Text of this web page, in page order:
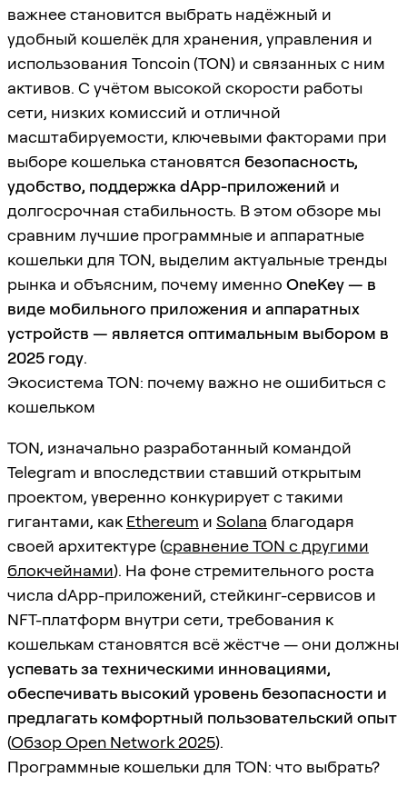
важнее становится выбрать надёжный и
удобный кошелёк для хранения, управления и
использования Toncoin (TON) и связанных с ним
активов. С учётом высокой скорости работы
сети, низких комиссий и отличной
масштабируемости, ключевыми факторами при
выборе кошелька становятся безопасность,
удобство, поддержка dApp-приложений и
долгосрочная стабильность. В этом обзоре мы
сравним лучшие программные и аппаратные
кошельки для TON, выделим актуальные тренды
рынка и объясним, почему именно OneKey — в
виде мобильного приложения и аппаратных
устройств — является оптимальным выбором в
2025 году.
Экосистема TON: почему важно не ошибиться с
кошельком
TON, изначально разработанный командой
Telegram и впоследствии ставший открытым
проектом, уверенно конкурирует с такими
гигантами, как Ethereum и Solana благодаря
своей архитектуре (сравнение TON с другими
блокчейнами). На фоне стремительного роста
числа dApp-приложений, стейкинг-сервисов и
NFT-платформ внутри сети, требования к
кошелькам становятся всё жёстче — они должны
успевать за техническими инновациями,
обеспечивать высокий уровень безопасности и
предлагать комфортный пользовательский опыт
(Обзор Open Network 2025).
Программные кошельки для TON: что выбрать?